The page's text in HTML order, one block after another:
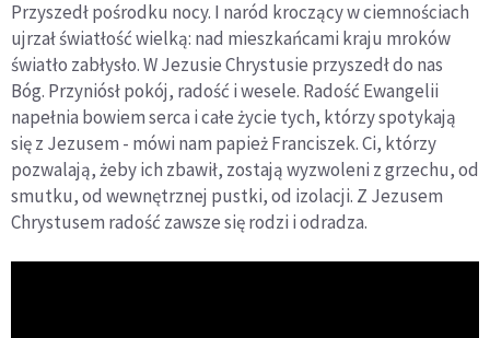
Przyszedł pośrodku nocy. I naród kroczący w ciemnościach
ujrzał światłość wielką: nad mieszkańcami kraju mroków
światło zabłysło. W Jezusie Chrystusie przyszedł do nas
Bóg. Przyniósł pokój, radość i wesele. Radość Ewangelii
napełnia bowiem serca i całe życie tych, którzy spotykają
się z Jezusem - mówi nam papież Franciszek. Ci, którzy
pozwalają, żeby ich zbawił, zostają wyzwoleni z grzechu, od
smutku, od wewnętrznej pustki, od izolacji. Z Jezusem
Chrystusem radość zawsze się rodzi i odradza.